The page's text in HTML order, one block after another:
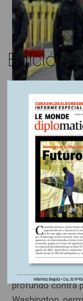
27 diciembre, 2022
EU y la
Cambian las
demócratas en
tensión y
profundo contra
Edición